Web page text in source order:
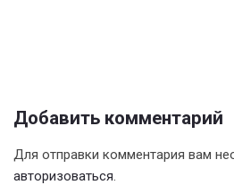
Добавить комментарий
Для отправки комментария вам
авторизоваться